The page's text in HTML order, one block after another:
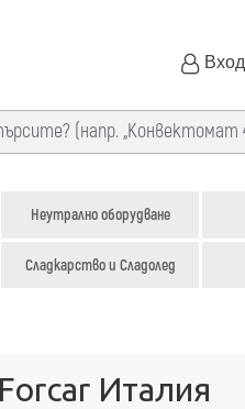
Вход
Неутрално оборудване
Сладкарство и Сладолед
Италия